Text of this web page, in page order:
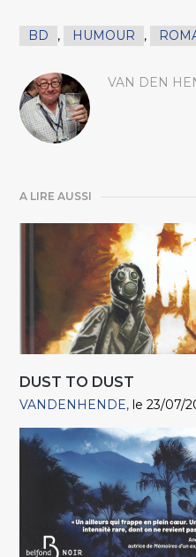
BD , HUMOUR ,
VAN DEN
A LIRE AUSSI
DUST TO DUST
VANDENHENDE le 23/07/